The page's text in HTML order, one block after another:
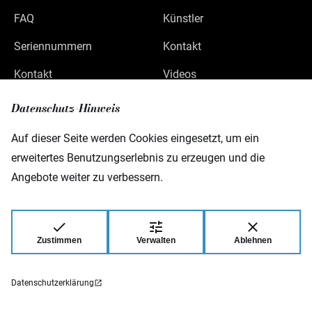
Datenschutz-Hinweis
Auf dieser Seite werden Cookies eingesetzt, um ein
erweitertes Benutzungserlebnis zu erzeugen und die
Angebote weiter zu verbessern.
Zustimmen Verwalten Ablehnen
Datenschutzerklärung
FAQ
Seriennummern
Kontakt
Künstler
Kontakt
Videos
Gewerbepark 46
D-08258 Markneukirchen
© 2026 Warwick GmbH & Co Music Equipment
KG.